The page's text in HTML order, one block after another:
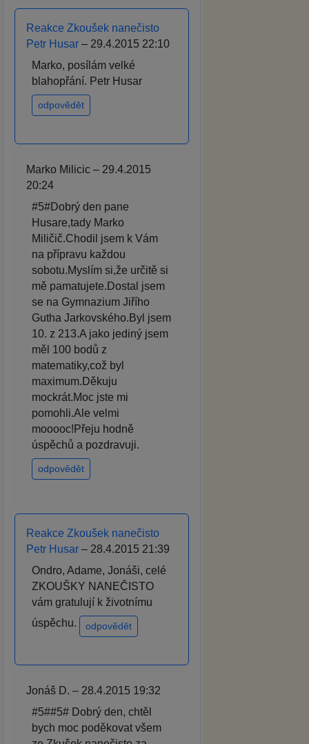
Reakce Zkoušek nanečisto
Petr Husar – 29.4.2015 22:10
Marko, posílám velké
blahopřání. Petr Husar
odpovědět
Marko Milicic – 29.4.2015
20:24
#5#Dobrý den pane
Husare,tady Marko
Miličič.Chodil jsem k Vám
na přípravu každou
sobotu.Myslím si,že určitě si
mě pamatujete.Dostal jsem
se na Gymnazium Jiřího
Gutha Jarkovského.Byl jsem
10. z 213.A jako jediný jsem
měl 100 bodů z
matematiky,což byl
maximum.Děkuju
mockrát.Moc jste mi
pomohli.Ale velmi
mooooc!Přeju hodně
úspěchů a pozdravuji.
odpovědět
Reakce Zkoušek nanečisto
Petr Husar – 28.4.2015 21:39
Ondro, Adame, Jonáši, celé
ZKOUŠKY NANEČISTO
vám gratulují k životnímu
úspěchu.
odpovědět
Jonáš D. – 28.4.2015 19:32
#5##5# Dobrý den, chtěl
bych moc poděkovat všem